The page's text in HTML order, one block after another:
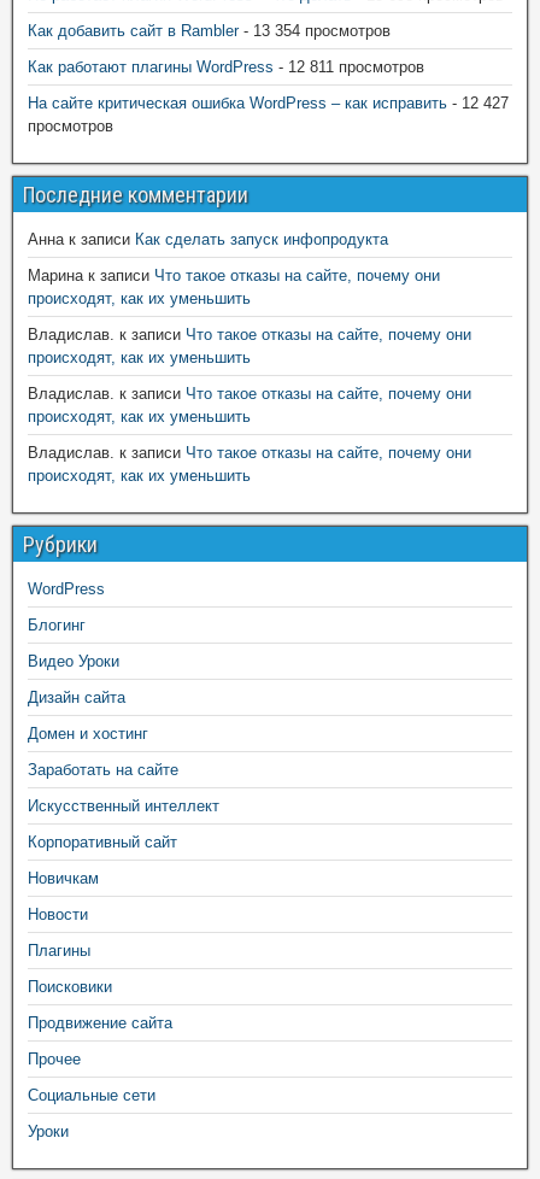
Как добавить сайт в Rambler- 13 354 просмотров
Как работают плагины WordPress - 12 811 просмотров
На сайте критическая ошибка WordPress – как исправить - 12 427
просмотров
Последние комментарии
Аннак записи Как сделать запуск инфопродукта
Маринак записи Что такое отказы на сайте, почему они
происходят, как их уменьшить
Владислав. к записи Что такое отказы на сайте, почему они
происходят, как их уменьшить
Владислав. к записи Что такое отказы на сайте, почему они
происходят, как их уменьшить
Владислав. к записи Что такое отказы на сайте, почему они
происходят, как их уменьшить
Рубрики
WordPress
Блогинг
Видео Уроки
Дизайн сайта
Домен и хостинг
Заработать на сайте
Искусственный интеллект
Корпоративный сайт
Новичкам
Новости
Плагины
Поисковики
Продвижение сайта
Прочее
Социальные сети
Уроки